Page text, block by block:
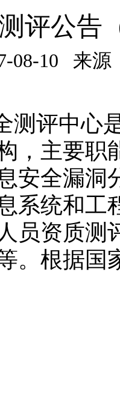
评公告
08-10 来源
测评中心
，主要职
安全漏洞
系统和工
员资质测
。根据国